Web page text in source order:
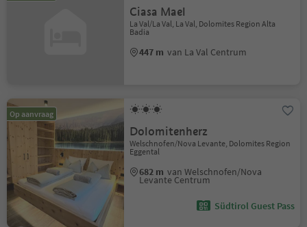
Ciasa Mael
La Val/La Val, La Val, Dolomites Region Alta
Badia
447 m van La Val Centrum
Op aanvraag
Dolomitenherz
Welschnofen/Nova Levante, Dolomites Region
Eggental
682 m van Welschnofen/Nova
Levante Centrum
Südtirol Guest Pass